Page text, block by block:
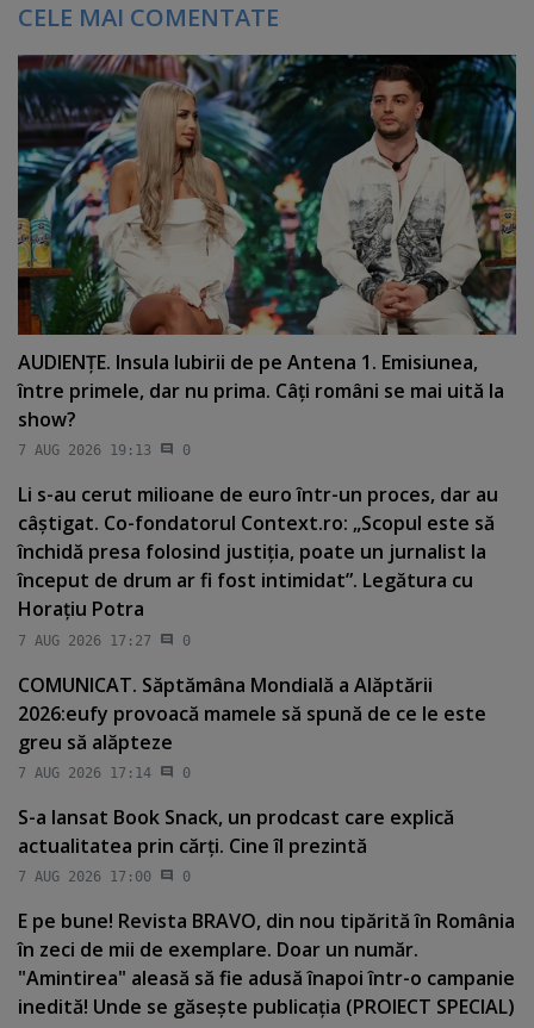
CELE MAI COMENTATE
AUDIENŢE. Insula Iubirii de pe Antena 1. Emisiunea,
între primele, dar nu prima. Câţi români se mai uită la
show?
7 AUG 2026 19:13 0
Li s-au cerut milioane de euro într-un proces, dar au
câştigat. Co-fondatorul Context.ro: „Scopul este să
închidă presa folosind justiţia, poate un jurnalist la
început de drum ar fi fost intimidat”. Legătura cu
Horaţiu Potra
7 AUG 2026 17:27 0
COMUNICAT. Săptămâna Mondială a Alăptării
2026:eufy provoacă mamele să spună de ce le este
greu să alăpteze
7 AUG 2026 17:14 0
S-a lansat Book Snack, un prodcast care explică
actualitatea prin cărţi. Cine îl prezintă
7 AUG 2026 17:00 0
E pe bune! Revista BRAVO, din nou tipărită în România
în zeci de mii de exemplare. Doar un număr.
"Amintirea" aleasă să fie adusă înapoi într-o campanie
inedită! Unde se găseşte publicaţia (PROIECT SPECIAL)